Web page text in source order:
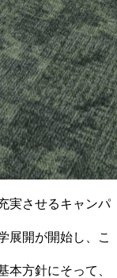
実させるキャンパ
展開が開始し、こ
本方針にそって、